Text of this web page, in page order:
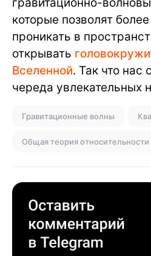
которые позволят
проникать в
открывать
Вселенной. Так что нас
череда увлекательных
Гравитационные волны
Общая теория относительности